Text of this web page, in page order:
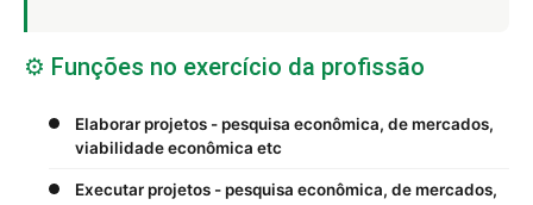
⚙️ Funções no exercício da profissão
Elaborar projetos - pesquisa econômica, de mercados,
viabilidade econômica etc
Executar projetos - pesquisa econômica, de mercados,